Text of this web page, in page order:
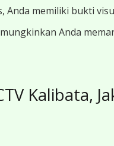
Anda memiliki bukti
Anda
Kalibata,